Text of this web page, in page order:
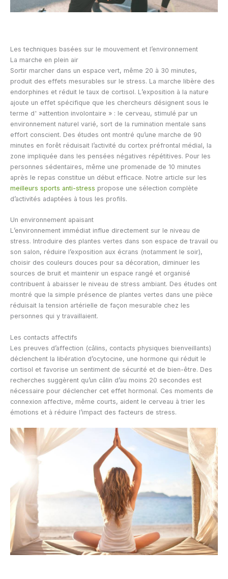
Les techniques basées sur le mouvement et l’environnement
La marche en plein air
Sortir marcher dans un espace vert, même 20 à 30 minutes,
produit des effets mesurables sur le stress. La marche libère des
endorphines et réduit le taux de cortisol. L’exposition à la nature
ajoute un effet spécifique que les chercheurs désignent sous le
terme d' »attention involontaire » : le cerveau, stimulé par un
environnement naturel varié, sort de la rumination mentale sans
effort conscient. Des études ont montré qu’une marche de 90
minutes en forêt réduisait l’activité du cortex préfrontal médial, la
zone impliquée dans les pensées négatives répétitives. Pour les
personnes sédentaires, même une promenade de 10 minutes
après le repas constitue un début efficace. Notre article sur les
meilleurs sports anti-stress propose une sélection complète
d’activités adaptées à tous les profils.
Un environnement apaisant
L’environnement immédiat influe directement sur le niveau de
stress. Introduire des plantes vertes dans son espace de travail ou
son salon, réduire l’exposition aux écrans (notamment le soir),
choisir des couleurs douces pour sa décoration, diminuer les
sources de bruit et maintenir un espace rangé et organisé
contribuent à abaisser le niveau de stress ambiant. Des études ont
montré que la simple présence de plantes vertes dans une pièce
réduisait la tension artérielle de façon mesurable chez les
personnes qui y travaillaient.
Les contacts affectifs
Les preuves d’affection (câlins, contacts physiques bienveillants)
déclenchent la libération d’ocytocine, une hormone qui réduit le
cortisol et favorise un sentiment de sécurité et de bien-être. Des
recherches suggèrent qu’un câlin d’au moins 20 secondes est
nécessaire pour déclencher cet effet hormonal. Ces moments de
connexion affective, même courts, aident le cerveau à trier les
émotions et à réduire l’impact des facteurs de stress.